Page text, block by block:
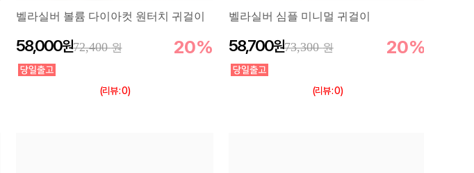
벨라실버 볼륨 다이아컷 원터치 귀걸이
72,400
58,000 20%
(리뷰 : 0)
벨라실버 심플 미니멀 귀걸이
73,300
58,700 20%
(리뷰 : 0)